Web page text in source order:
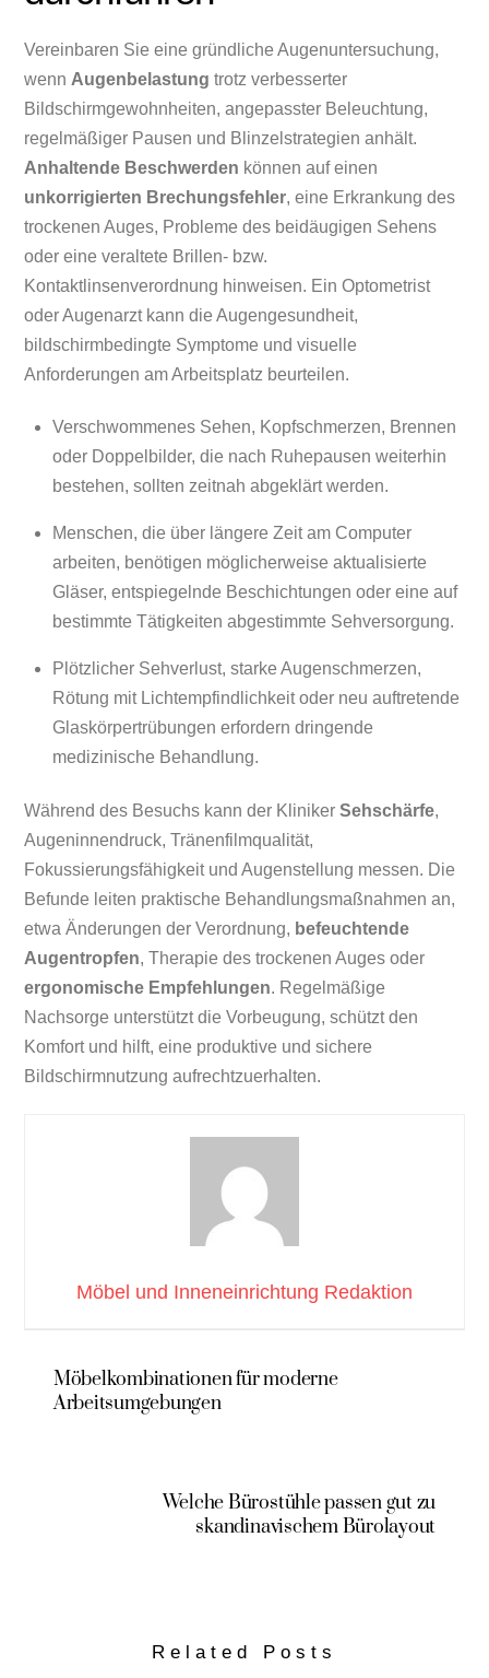
Vereinbaren Sie eine gründliche Augenuntersuchung,
wenn Augenbelastung trotz verbesserter
Bildschirmgewohnheiten, angepasster Beleuchtung,
regelmäßiger Pausen und Blinzelstrategien anhält.
Anhaltende Beschwerden können auf einen
unkorrigierten Brechungsfehler, eine Erkrankung des
trockenen Auges, Probleme des beidäugigen Sehens
oder eine veraltete Brillen- bzw.
Kontaktlinsenverordnung hinweisen. Ein Optometrist
oder Augenarzt kann die Augengesundheit,
bildschirmbedingte Symptome und visuelle
Anforderungen am Arbeitsplatz beurteilen.
Verschwommenes Sehen, Kopfschmerzen, Brennen
oder Doppelbilder, die nach Ruhepausen weiterhin
bestehen, sollten zeitnah abgeklärt werden.
Menschen, die über längere Zeit am Computer
arbeiten, benötigen möglicherweise aktualisierte
Gläser, entspiegelnde Beschichtungen oder eine auf
bestimmte Tätigkeiten abgestimmte Sehversorgung.
Plötzlicher Sehverlust, starke Augenschmerzen,
Rötung mit Lichtempfindlichkeit oder neu auftretende
Glaskörpertrübungen erfordern dringende
medizinische Behandlung.
Während des Besuchs kann der KlinikerSehschärfe,
Augeninnendruck, Tränenfilmqualität,
Fokussierungsfähigkeit und Augenstellung messen. Die
Befunde leiten praktische Behandlungsmaßnahmen an,
etwa Änderungen der Verordnung, befeuchtende
Augentropfen, Therapie des trockenen Auges oder
ergonomische Empfehlungen. Regelmäßige
Nachsorge unterstützt die Vorbeugung, schützt den
Komfort und hilft, eine produktive und sichere
Bildschirmnutzung aufrechtzuerhalten.
Möbel und Inneneinrichtung Redaktion
Möbelkombinationen für moderne
Arbeitsumgebungen
Welche Bürostühle passen gut zu
skandinavischem Bürolayout
Related Posts